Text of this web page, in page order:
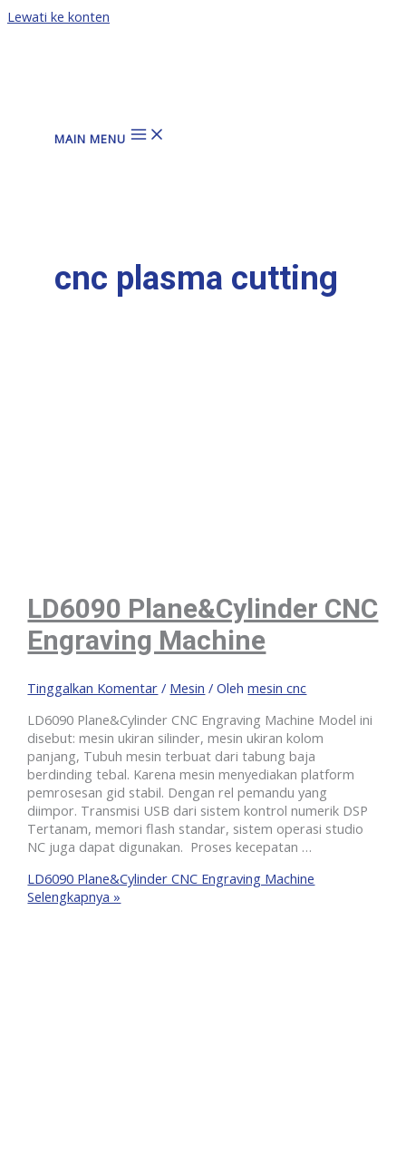
Lewati ke konten
MAIN MENU
cnc plasma cutting
LD6090 Plane&Cylinder CNC
Engraving Machine
Tinggalkan Komentar / Mesin / Olehmesin cnc
LD6090 Plane&Cylinder CNC Engraving Machine Model ini
disebut: mesin ukiran silinder, mesin ukiran kolom
panjang, Tubuh mesin terbuat dari tabung baja
berdinding tebal. Karena mesin menyediakan platform
pemrosesan gid stabil. Dengan rel pemandu yang
diimpor. Transmisi USB dari sistem kontrol numerik DSP
Tertanam, memori flash standar, sistem operasi studio
NC juga dapat digunakan. Proses kecepatan …
LD6090 Plane&Cylinder CNC Engraving Machine
Selengkapnya »